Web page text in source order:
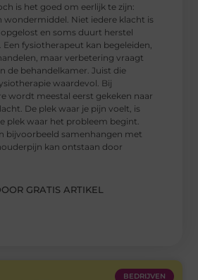
is het goed om eerlijk te zijn:
wondermiddel. Niet iedere klacht is
en soms duurt herstel
fysiotherapeut kan begeleiden,
maar verbetering vraagt
de behandelkamer. Juist die
waardevol. Bij
wordt meestal eerst gekeken naar
De plek waar je pijn voelt, is
plek waar het probleem begint.
bijvoorbeeld samenhangen met
kan ontstaan door
GRATIS ARTIKEL
BEDRIJVEN